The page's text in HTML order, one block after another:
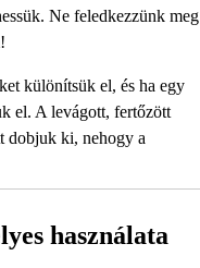
Ne feledkezzünk meg
különítsük el, és ha egy
el. A levágott, fertőzött
dobjuk ki, nehogy a
használata